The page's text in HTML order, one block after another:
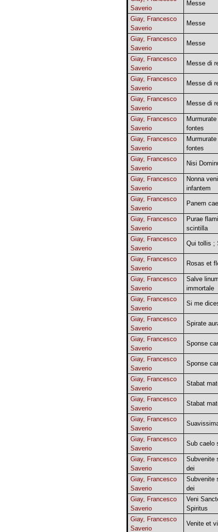
Saverio
Messe
Giay, Francesco
Saverio
Messe
Giay, Francesco
Saverio
Messe
Giay, Francesco
Saverio
Messe di
Giay, Francesco
Saverio
Messe di
Giay, Francesco
Saverio
Messe di
Giay, Francesco
Saverio
fontes
Giay, Francesco
Saverio
fontes
Giay, Francesco
Saverio
Nisi
Giay, Francesco
Saverio
Nonna
infantem
Giay, Francesco
Saverio
Panem
Giay, Francesco
Saverio
Purae
scintilla
Giay, Francesco
Saverio
Qui tollis ;
Giay, Francesco
Saverio
Rosas et
Giay, Francesco
Saverio
Salve
immortale
Giay, Francesco
Saverio
Si me
Giay, Francesco
Saverio
Spirate
Giay, Francesco
Saverio
Sponse
Giay, Francesco
Saverio
Sponse
Giay, Francesco
Saverio
Stabat
Giay, Francesco
Saverio
Stabat
Giay, Francesco
Saverio
Giay, Francesco
Saverio
Sub caelo
Giay, Francesco
Saverio
Subvenite
dei
Giay, Francesco
Saverio
Subvenite
dei
Giay, Francesco
Saverio
Veni
Spiritus
Giay, Francesco
Saverio
Venite et